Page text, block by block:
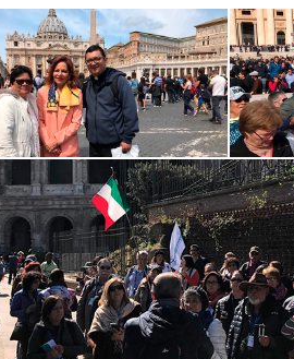
El gran viaje de mi vida, que la
cambiado espiritualmente y
Espiritual, siguiendo
las...
TRIPADVISOR
2019-10-18
Hacer un
guías ,
2019-11-14